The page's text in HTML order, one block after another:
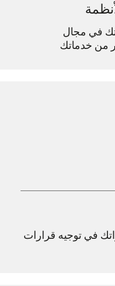
في مجال
خدماتك
في توجيه قرارات